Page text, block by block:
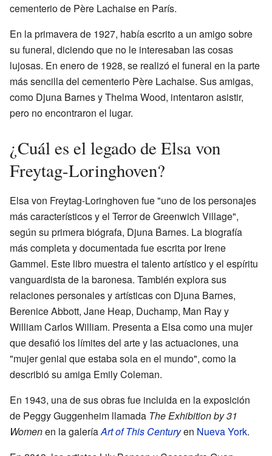
cementerio de Père Lachaise en París.
En la primavera de 1927, había escrito a un amigo sobre
su funeral, diciendo que no le interesaban las cosas
lujosas. En enero de 1928, se realizó el funeral en la parte
más sencilla del cementerio Père Lachaise. Sus amigas,
como Djuna Barnes y Thelma Wood, intentaron asistir,
pero no encontraron el lugar.
¿Cuál es el legado de Elsa von
Freytag-Loringhoven?
Elsa von Freytag-Loringhoven fue "uno de los personajes
más característicos y el Terror de Greenwich Village",
según su primera biógrafa, Djuna Barnes. La biografía
más completa y documentada fue escrita por Irene
Gammel. Este libro muestra el talento artístico y el espíritu
vanguardista de la baronesa. También explora sus
relaciones personales y artísticas con Djuna Barnes,
Berenice Abbott, Jane Heap, Duchamp, Man Ray y
William Carlos William. Presenta a Elsa como una mujer
que desafió los límites del arte y las actuaciones, una
"mujer genial que estaba sola en el mundo", como la
describió su amiga Emily Coleman.
En 1943, una de sus obras fue incluida en la exposición
de Peggy Guggenheim llamada The Exhibition by 31
Womenen la galeríaArt of This Centuryen Nueva York.